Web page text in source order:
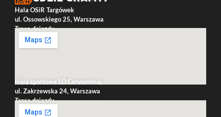
Hala OSiR Targówek
ul. Ossowskiego 25, Warszawa
Trasa dojazdu
Hala sportowa LO Cervantesa,
ul. Zakrzewska 24, Warszawa
Trasa dojazdu